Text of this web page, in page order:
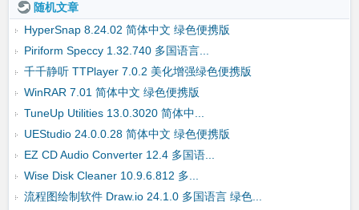
随机文章
HyperSnap 8.24.02 简体中文 绿色便携版
Piriform Speccy 1.32.740 多国语言...
千千静听 TTPlayer 7.0.2 美化增强绿色便携版
WinRAR 7.01 简体中文 绿色便携版
TuneUp Utilities 13.0.3020 简体中...
UEStudio 24.0.0.28 简体中文 绿色便携版
EZ CD Audio Converter 12.4 多国语...
Wise Disk Cleaner 10.9.6.812 多...
流程图绘制软件 Draw.io 24.1.0 多国语言 绿色...